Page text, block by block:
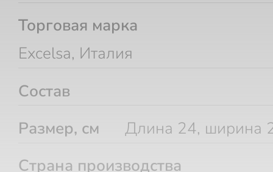
Торговая марка
Excelsa, Италия
Состав
Размер, см
Длина 24, ширина
Страна производства